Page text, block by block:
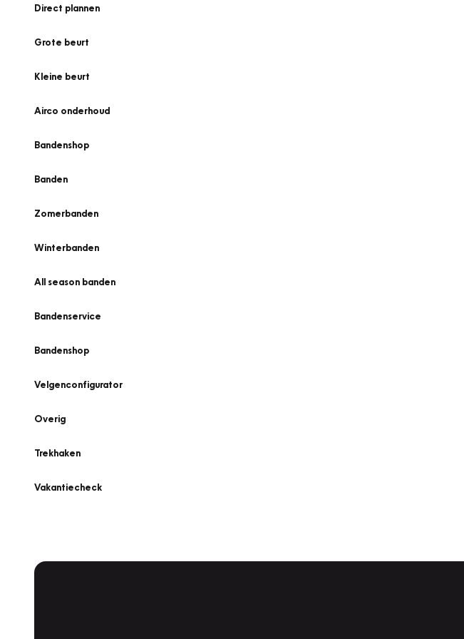
Direct plannen
Grote beurt
Kleine beurt
Airco onderhoud
Bandenshop
Banden
Zomerbanden
Winterbanden
All season banden
Bandenservice
Bandenshop
Velgenconfigurator
Overig
Trekhaken
Vakantiecheck